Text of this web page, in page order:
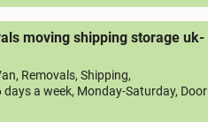
moving shipping storage uk-
Removals, Shipping,
a week, Monday-Saturday, Door